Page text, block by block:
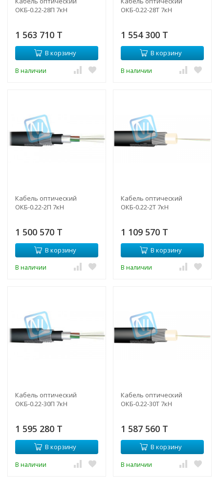
ОКБ-0.22-28П 7кН
1 563 710 T
В корзину
В наличии
ОКБ-0.22-28Т 7кН
1 554 300 T
В корзину
В наличии
Кабель оптический
ОКБ-0.22-2П 7кН
1 500 570 T
В корзину
В наличии
Кабель оптический
ОКБ-0.22-2Т 7кН
1 109 570 T
В корзину
В наличии
Кабель оптический
ОКБ-0.22-30П 7кН
1 595 280 T
В корзину
В наличии
Кабель оптический
ОКБ-0.22-30Т 7кН
1 587 560 T
В корзину
В наличии